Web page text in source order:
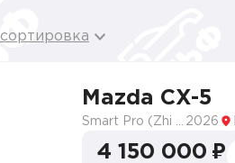
сортировка
Mazda CX-5
2026
4 150 000 ₽